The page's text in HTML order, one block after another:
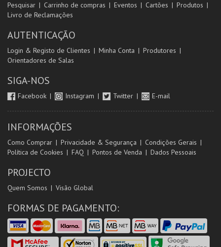
Pesquisar Carrinho de compras Eventos Cartões
Produtos
Livro de Reclamações
AUTENTICAÇÃO
Login & Registo de Clientes Minha Conta
Produtores
Orientadores de Salas
SIGA-NOS
Facebook Instagram Twitter E-mail
INFORMAÇÕES
Como Comprar Privacidade & Segurança
Condições Gerais
Política de Cookies
FAQ Pontos de Venda Dados Pessoais
PROJECTO
Quem Somos Visão Global
FORMAS DE PAGAMENTO: